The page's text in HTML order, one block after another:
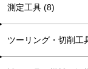
測定工具 (8)
ツーリング・切削工